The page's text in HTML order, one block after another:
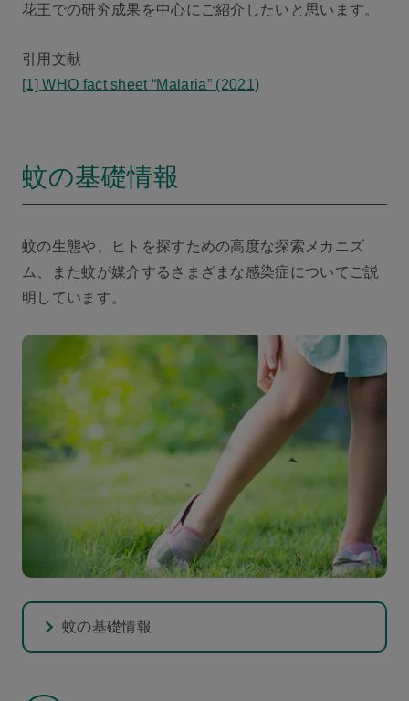
花王での研究成果を中心にご紹介したいと思います。
引用文献
[1] WHO fact sheet “Malaria” (2021)
蚊の基礎情報
蚊の生態や、ヒトを探すための高度な探索メカニズ
ム、また蚊が媒介するさまざまな感染症についてご説
明しています。
蚊の基礎情報